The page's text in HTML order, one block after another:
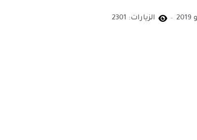
الزيارات: 2301